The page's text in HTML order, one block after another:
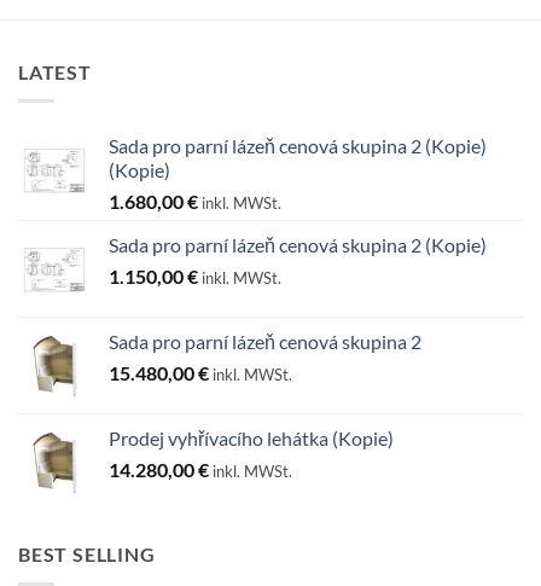
LATEST
Sada pro parní lázeň cenová skupina 2 (Kopie)
(Kopie)
1.680,00€ inkl. MWSt.
Sada pro parní lázeň cenová skupina 2 (Kopie)
1.150,00€ inkl. MWSt.
Sada pro parní lázeň cenová skupina 2
15.480,00€ inkl. MWSt.
Prodej vyhřívacího lehátka (Kopie)
14.280,00€ inkl. MWSt.
BEST SELLING